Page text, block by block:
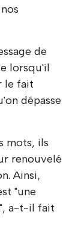
de
lorsqu'il
le fait
dépasse
mots, ils
renouvelé
Ainsi,
"une
a-t-il fait